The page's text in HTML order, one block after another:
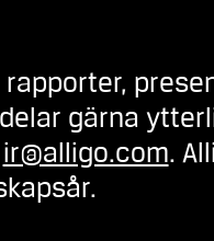
gärna
ir@alligo.com.